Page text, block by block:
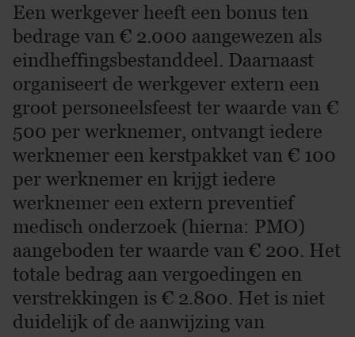
Een werkgever heeft een bonus ten
bedrage van € 2.000 aangewezen als
eindheffingsbestanddeel. Daarnaast
organiseert de werkgever extern een
groot personeelsfeest ter waarde van €
500 per werknemer, ontvangt iedere
werknemer een kerstpakket van € 100
per werknemer en krijgt iedere
werknemer een extern preventief
medisch onderzoek (hierna: PMO)
aangeboden ter waarde van € 200. Het
totale bedrag aan vergoedingen en
verstrekkingen is € 2.800. Het is niet
duidelijk of de aanwijzing van